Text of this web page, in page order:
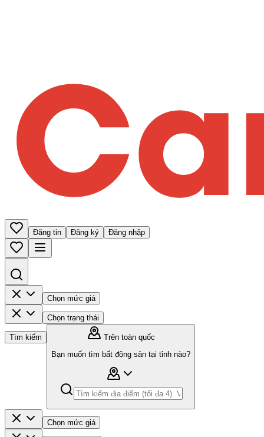
Đăng tin Đăng ký Đăng nhập
Chọn mức giá
Chọn trạng thái
Tìm kiếm
Trên toàn quốc
Bạn muốn tìm bất động sản tại tỉnh nào?
Chọn mức giá